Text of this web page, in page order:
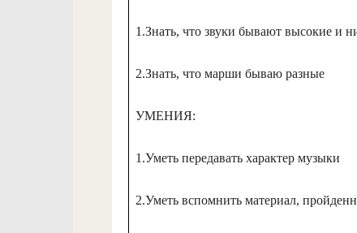
1.Знать, что звуки бывают высокие и
2.Знать, что марши бываю разные
УМЕНИЯ:
1.Уметь передавать характер музыки
2.Уметь вспомнить материал,